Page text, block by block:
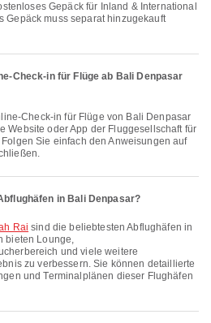
Gepäck muss separat hinzugekauft
Check-in für Flüge ab Bali Denpasar
Website oder App der Fluggesellschaft für
Sie einfach den Anweisungen auf
in Bali Denpasar?
Rai sind die beliebtesten Abflughäfen in
bieten Lounge,
und viele weitere
zu verbessern. Sie können detaillierte
und Terminalplänen dieser Flughäfen